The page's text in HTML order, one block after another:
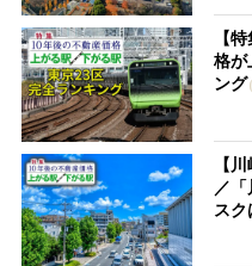
【
格が
ング
【
／
スク